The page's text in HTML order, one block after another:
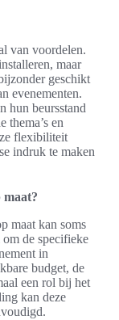
van voordelen.
maar
geschikt
evenementen.
hun beursstand
thema’s en
flexibiliteit
indruk te maken
maat?
maat kan soms
de specifieke
in
budget, de
een rol bij het
kan deze